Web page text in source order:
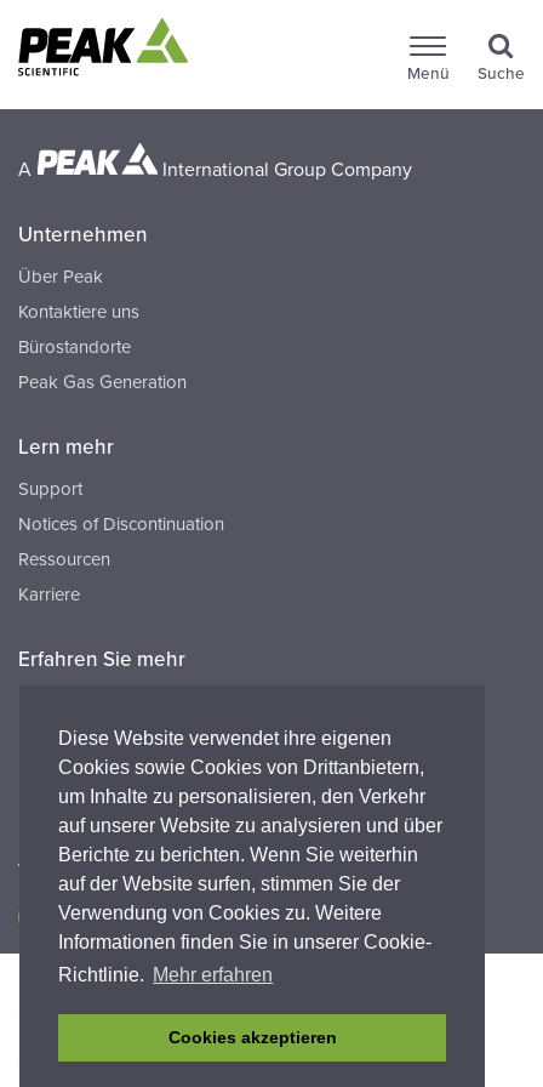
Diese Website verwendet ihre eigenen
Cookies sowie Cookies von Drittanbietern,
um Inhalte zu personalisieren, den Verkehr
auf unserer Website zu analysieren und über
Berichte zu berichten. Wenn Sie weiterhin
auf der Website surfen, stimmen Sie der
Verwendung von Cookies zu. Weitere
Informationen finden Sie in unserer Cookie-
Richtlinie. Mehr erfahren
Cookies akzeptieren
Menü Suche
A International Group Company
Unternehmen
Über Peak
Kontaktiere uns
Bürostandorte
Peak Gas Generation
Lern mehr
Support
Notices of Discontinuation
Ressourcen
Karriere
Erfahren Sie mehr
FAQ's
Peak HQ tel:+44 141 812 8100
Peak GmbH tel:+49 (0) 2421 694 5811
Verbinde dich mit uns
Barrierefreiheit Datenschutz-Bestimmungen
Garantieerklärung
Geschäftsbedingungen Einhaltung
© Copyright 2026 Peak Scientific Instruments. All rights